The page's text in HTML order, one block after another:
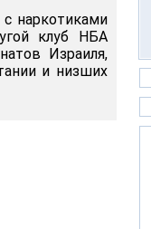
наркотиками
клуб НБА
Израиля,
и низших